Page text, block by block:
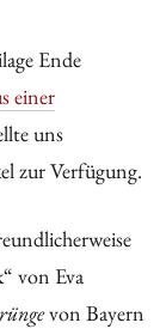
Ende
einer
uns
zur Verfügung.
von Eva
von Bayern